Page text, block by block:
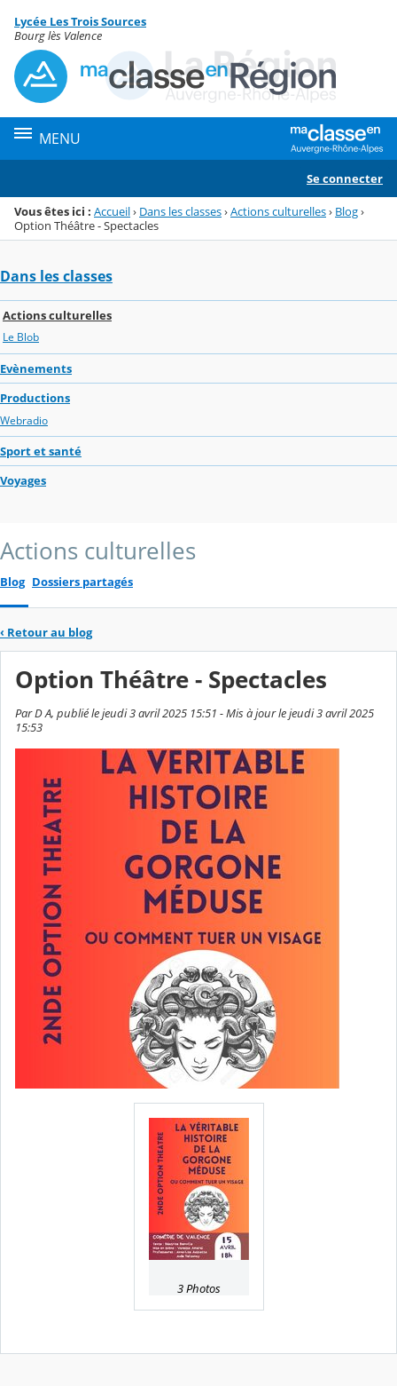
Menu de la rubrique
Contenu
Lycée Les Trois Sources
Bourg lès Valence
MENU
Se connecter
Vous êtes ici : Accueil› Dans les classes›Actions culturelles› Blog›
Option Théâtre - Spectacles
Dans les classes
Actions culturelles
Le Blob
Evènements
Productions
Webradio
Sport et santé
Voyages
Actions culturelles
Blog Dossiers partagés
‹ Retour au blog
Option Théâtre - Spectacles
Par D A, publié le jeudi 3 avril 2025 15:51 - Mis à jour le jeudi 3 avril 2025
15:53
3 Photos